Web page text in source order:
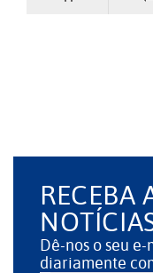
RECEBA
Dê-nos o seu
diariamente